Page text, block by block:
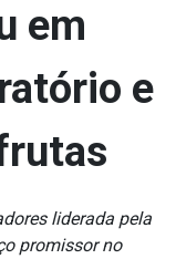
em
e
liderada pela
promissor no